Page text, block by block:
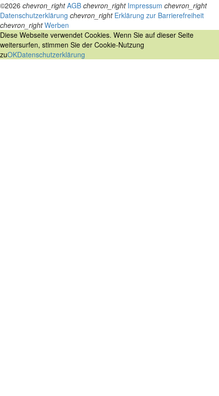
©2026 chevron_right AGB chevron_right Impressum chevron_right
Datenschutzerklärung chevron_right Erklärung zur Barrierefreiheit
chevron_right Werben
Diese Webseite verwendet Cookies. Wenn Sie auf dieser Seite
weitersurfen, stimmen Sie der Cookie-Nutzung
zuOKDatenschutzerklärung